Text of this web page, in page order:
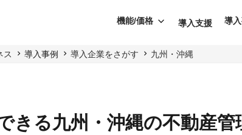
機能/価格 導入支援 導
ス 導入事例 導入企業をさがす 九州・沖縄
きる九州・沖縄の不動産管